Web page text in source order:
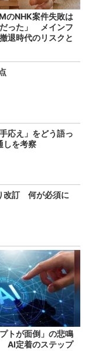
のNHK案件失敗は
った」 メインフ
退時代のリスクと
応え」をどう語っ
を考察
改訂 何が必須に
プトが面倒」の悲鳴
AI定着のステップ